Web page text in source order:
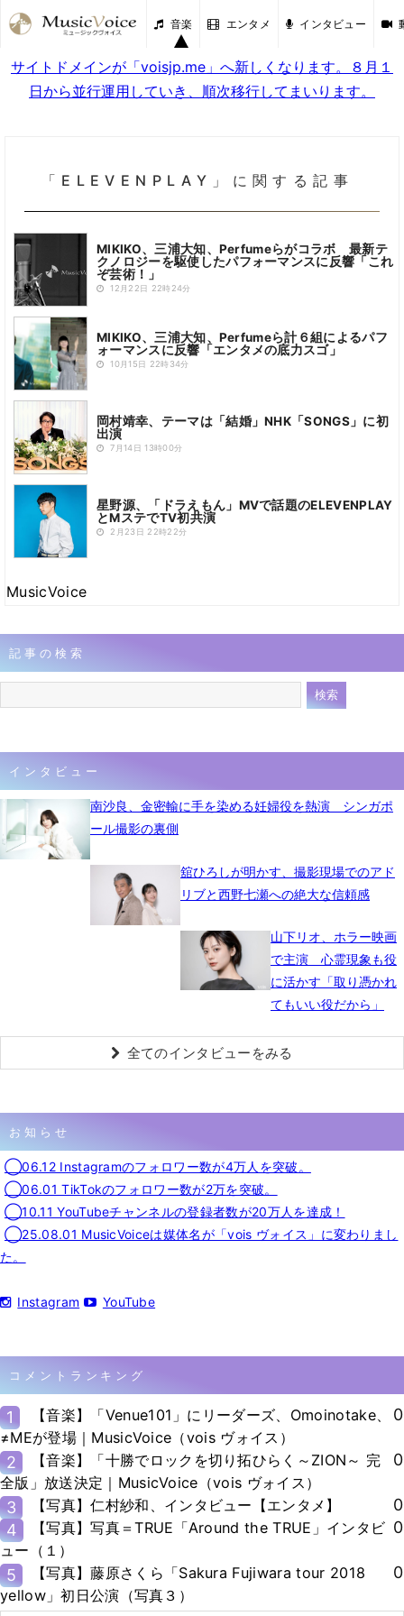
音楽 エンタメ インタビュー
サイトドメインが「voisjp.me」へ新しくなります。８月１
日から並行運用していき、順次移行してまいります。
「ELEVENPLAY」に関する記事
MIKIKO、三浦大知、Perfumeらがコラボ 最新テ
クノロジーを駆使したパフォーマンスに反響「これ
ぞ芸術！」
12月22日 22時24分
MIKIKO、三浦大知、Perfumeら計６組によるパフ
ォーマンスに反響「エンタメの底力スゴ」
10月15日 22時34分
岡村靖幸、テーマは「結婚」NHK「SONGS」に初
出演
7月14日 13時00分
星野源、「ドラえもん」MVで話題のELEVENPLAY
とMステでTV初共演
2月23日 22時22分
MusicVoice
記事の検索
インタビュー
南沙良、金密輸に手を染める妊婦役を熱演 シンガポ
ール撮影の裏側
舘ひろしが明かす、撮影現場でのアド
リブと西野七瀬への絶大な信頼感
山下リオ、ホラー映画
で主演 心霊現象も役
に活かす「取り憑かれ
てもいい役だから」
全てのインタビューをみる
お知らせ
◯06.12 Instagramのフォロワー数が4万人を突破。
◯06.01 TikTokのフォロワー数が2万を突破。
◯10.11 YouTubeチャンネルの登録者数が20万人を達成！
◯25.08.01 MusicVoiceは媒体名が「vois ヴォイス」に変わりまし
た。
Instagram YouTube
コメントランキング
1
【音楽】「Venue101」にリーダーズ、Omoinotake、
≠MEが登場｜MusicVoice（vois ヴォイス）
0
2
【音楽】「十勝でロックを切り拓ひらく～ZION～ 完
全版」放送決定｜MusicVoice（vois ヴォイス）
0
3 【写真】仁村紗和、インタビュー【エンタメ】
0
4
【写真】写真＝TRUE「Around the TRUE」インタビ
ュー（１）
0
5
【写真】藤原さくら「Sakura Fujiwara tour 2018
yellow」初日公演（写真３）
0